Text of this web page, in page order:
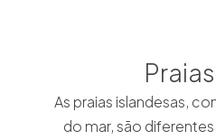
As praias islandesas,
do mar, são